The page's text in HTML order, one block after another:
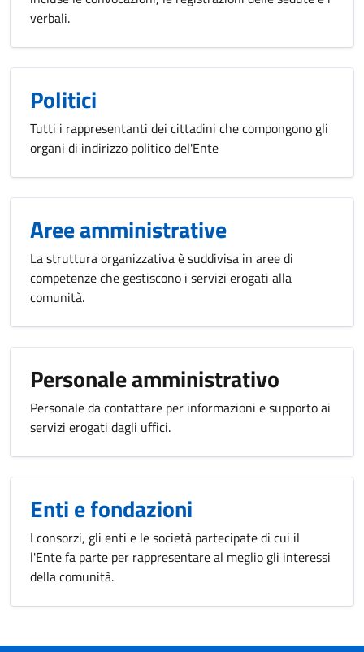
verbali.
Politici
Tutti i rappresentanti dei cittadini che compongono gli
organi di indirizzo politico del'Ente
Aree amministrative
La struttura organizzativa è suddivisa in aree di
competenze che gestiscono i servizi erogati alla
comunità.
Personale amministrativo
Personale da contattare per informazioni e supporto ai
servizi erogati dagli uffici.
Enti e fondazioni
I consorzi, gli enti e le società partecipate di cui il
l'Ente fa parte per rappresentare al meglio gli interessi
della comunità.